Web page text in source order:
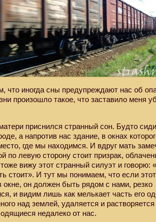
что иногда сны предупреждают нас об
произошло такое, что заставило меня
приснился странный сон. Будто
а напротив нас здание, в окнах
где мы находимся. И вдруг мать
по левую сторону стоит призрак,
вижу этот странный силуэт и говорю:
стоит». И тут мы понимаем, что если
окне, он должен быть рядом с нами, резко
и видим лишь как мелькает часть его
над землей, удаляется и растворяется
недалеко от нас.